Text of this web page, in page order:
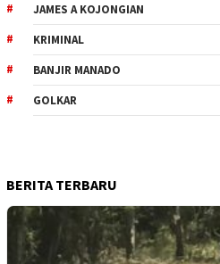
JAMES A KOJONGIAN
KRIMINAL
BANJIR MANADO
GOLKAR
BERITA TERBARU